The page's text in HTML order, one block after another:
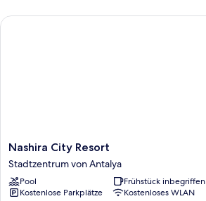
Nashira
City
Resort
Stadtzentrum
von
Nashira City Resort
Stadtzentrum von Antalya
Pool
Frühstück inbegriffen
Kostenlose Parkplätze
Kostenloses WLAN
Nashira City Resort